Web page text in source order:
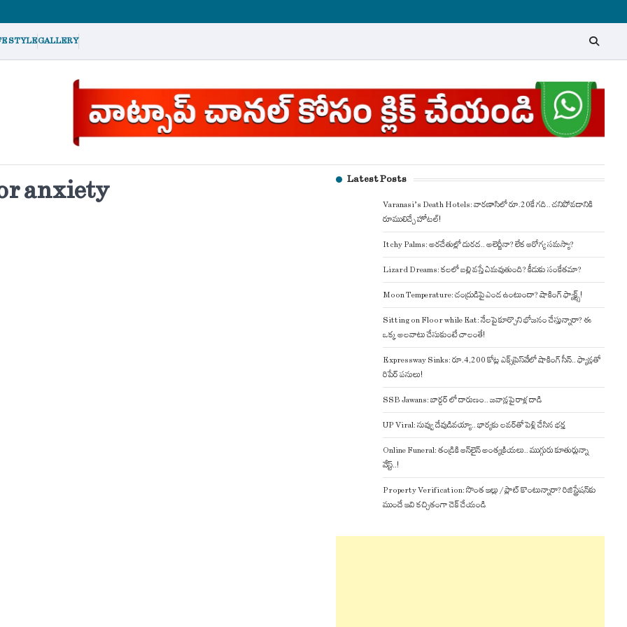
STYLEGALLERY
anxiety Latest Posts
Varanasi’s Death Hotels: వారణాసిలో రూ.20కే గది.. చనిపోవడానికి
రూములిచ్చే హోటల్!
Itchy Palms: అరచేతుల్లో దురద.. అలెర్జీనా? లేక ఆరోగ్య సమస్యా?
Lizard Dreams: కలలో బల్లి వస్తే ఏమవుతుంది? కీడుకు సంకేతమా?
Moon Temperature: చంద్రుడిపై ఎండ ఉంటుందా? షాకింగ్ ఫ్యాక్ట్స్!
Sitting on Floor while Eat: నేలపై కూర్చొని భోజనం చేస్తున్నారా? ఈ
ఒక్క అలవాటు చేసుకుంటే చాలంతే!
Expressway Sinks: రూ.4,200 కోట్ల ఎక్స్‌ప్రెస్‌వేలో షాకింగ్ సీన్.. ఫ్యాన్లతో
రిపేర్ పనులు!
SSB Jawans: బార్డర్ లో దారుణం.. జవాన్లపై రాళ్ల దాడి
UP Viral: నువ్వు దేవుడివయ్యా.. భార్యకు లవర్‌తో పెళ్లి చేసిన భర్త
Online Funeral: తండ్రికి ఆన్‌లైన్ అంత్యక్రియలు.. ముగ్గురు కూతుర్లున్నా
వేస్ట్..!
Property Verification: సొంత ఇల్లు / ప్లాట్ కొంటున్నారా? రిజిస్ట్రేషన్‌కు
ముందే ఇవి కచ్చితంగా చెక్ చేయండి